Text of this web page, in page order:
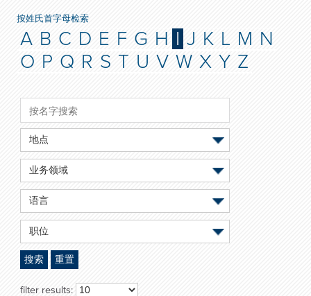
按姓氏首字母检索
A B C D E F G H I J K L M N
O P Q R S T U V W X Y Z
地点
业务领域
语言
职位
搜索 重置
filter results: